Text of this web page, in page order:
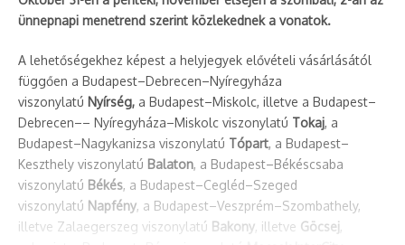
ünnepnapi menetrend szerint közlekednek a vonatok.
A lehetőségekhez képest a helyjegyek elővételi vásárlásától
függően a Budapest–Debrecen–Nyíregyháza
viszonylatú Nyírség, a Budapest–Miskolc, illetve a Budapest–
Debrecen–– Nyíregyháza–Miskolc viszonylatú Tokaj, a
Budapest–Nagykanizsa viszonylatú Tópart, a Budapest–
Keszthely viszonylatú Balaton, a Budapest–Békéscsaba
viszonylatú Békés, a Budapest–Cegléd–Szeged
viszonylatú Napfény, a Budapest–Veszprém–Szombathely,
illetve Zalaegerszeg viszonylatú Bakony, illetve Göcsej,